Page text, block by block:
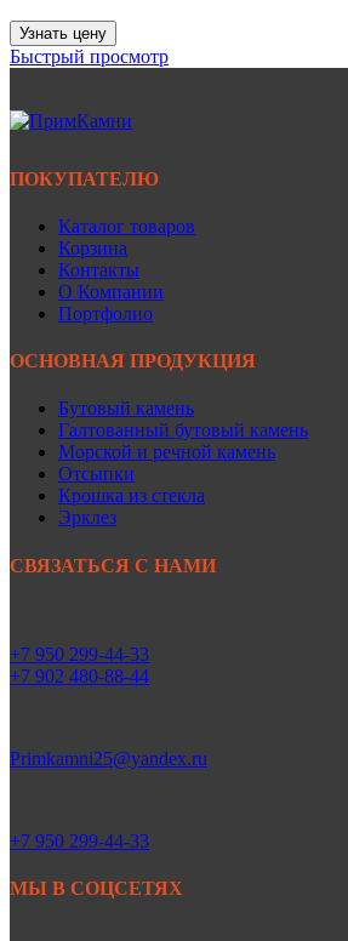
Узнать цену
Быстрый просмотр
ПОКУПАТЕЛЮ
Каталог товаров
Корзина
Контакты
О Компании
Портфолио
ОСНОВНАЯ ПРОДУКЦИЯ
Бутовый камень
Галтованный бутовый камень
Морской и речной камень
Отсыпки
Крошка из стекла
Эрклез
СВЯЗАТЬСЯ С НАМИ
+7 950 299-44-33
+7 902 480-88-44
Primkamni25@yandex.ru
+7 950 299-44-33
МЫ В СОЦСЕТЯХ